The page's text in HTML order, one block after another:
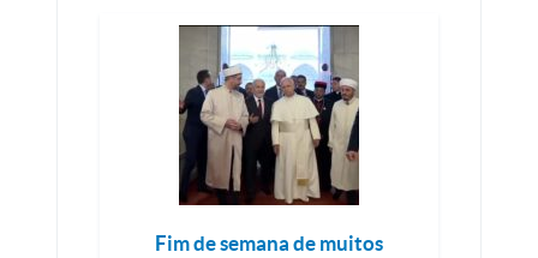
Fim de semana de muitos